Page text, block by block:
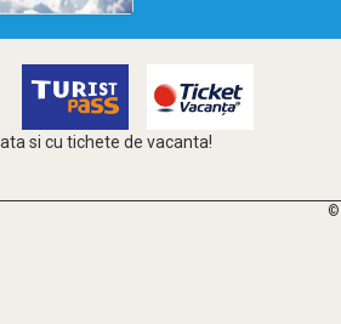
si cu tichete de vacanta!
©